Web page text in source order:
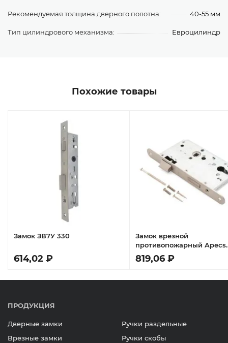
Рекомендуемая толщина дверного полотна: 40-55 мм
Тип цилиндрового механизма: Евроцилиндр
Похожие товары
Замок ЗВ7У 330
614,02 ₽
Замок врезной
противопожарный Apecs
1900-INOX
819,06 ₽
ПРОДУКЦИЯ
Дверные замки
Врезные замки
Ручки раздельные
Ручки скобы